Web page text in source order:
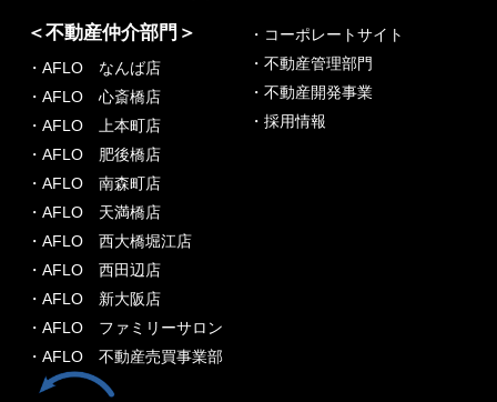
＜不動産仲介部門＞
・AFLO なんば店
・AFLO 心斎橋店
・AFLO 上本町店
・AFLO 肥後橋店
・AFLO 南森町店
・AFLO 天満橋店
・AFLO 西大橋堀江店
・AFLO 西田辺店
・AFLO 新大阪店
・AFLO ファミリーサロン
・AFLO 不動産売買事業部
・コーポレートサイト
・不動産管理部門
・不動産開発事業
・採用情報